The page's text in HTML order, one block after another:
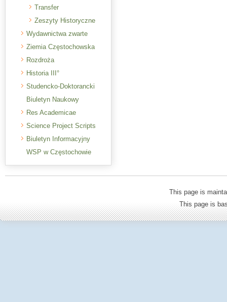
Transfer
Zeszyty Historyczne
Wydawnictwa zwarte
Ziemia Częstochowska
Rozdroża
Historia III°
Studencko-Doktorancki
Biuletyn Naukowy
Res Academicae
Science Project Scripts
Biuletyn Informacyjny
WSP w Częstochowie
This page is
This page is